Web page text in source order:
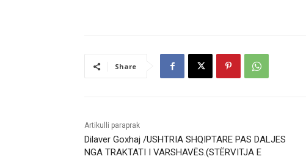
Share
Artikulli paraprak
Dilaver Goxhaj /USHTRIA SHQIPTARE PAS DALJES
NGA TRAKTATI I VARSHAVËS.(STËRVITJA E